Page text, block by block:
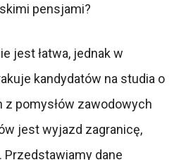
pensjami?
jest łatwa, jednak w
kandydatów na studia o
pomysłów zawodowych
jest wyjazd zagranicę,
Przedstawiamy dane